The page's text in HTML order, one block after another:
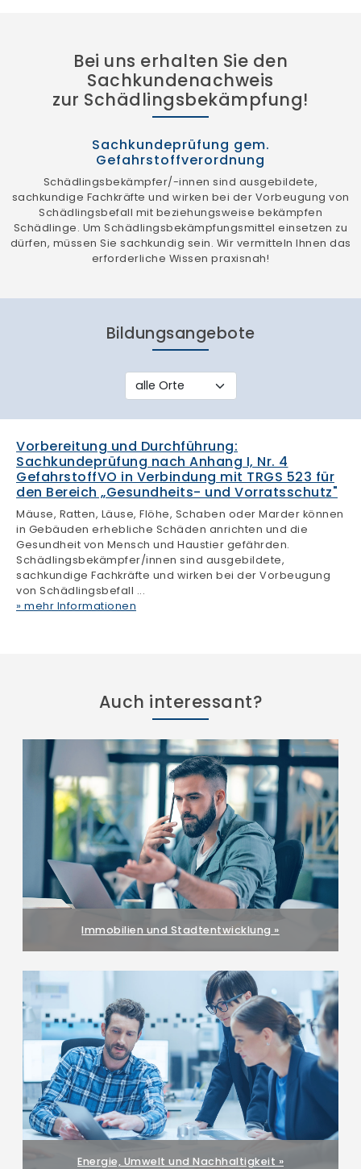
Bei uns erhalten Sie den
Sachkundenachweis
zur Schädlingsbekämpfung!
Sachkundeprüfung gem.
Gefahrstoffverordnung
Schädlingsbekämpfer/-innen sind ausgebildete,
sachkundige Fachkräfte und wirken bei der Vorbeugung von
Schädlingsbefall mit beziehungsweise bekämpfen
Schädlinge. Um Schädlingsbekämpfungsmittel einsetzen zu
dürfen, müssen Sie sachkundig sein. Wir vermitteln Ihnen das
erforderliche Wissen praxisnah!
Auch interessant?
Immobilien und Stadtentwicklung »
Energie, Umwelt und Nachhaltigkeit »